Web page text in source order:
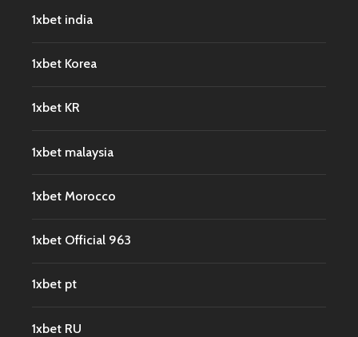
1xbet india
1xbet Korea
1xbet KR
1xbet malaysia
1xbet Morocco
1xbet Official 963
1xbet pt
1xbet RU